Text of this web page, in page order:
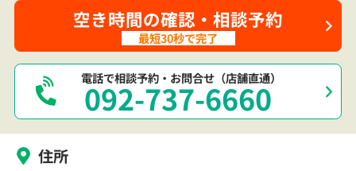
電話で相談予約・お問合せ（店舗直通）
092-737-6660
空き時間の確認・相談予約
最短30秒で完了
住所